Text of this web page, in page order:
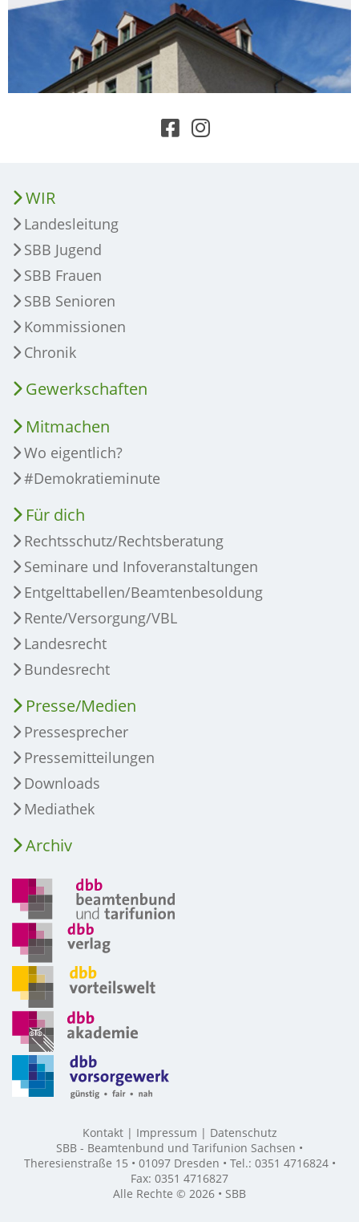
WIR
Landesleitung
SBB Jugend
SBB Frauen
SBB Senioren
Kommissionen
Chronik
Gewerkschaften
Mitmachen
Wo eigentlich?
#Demokratieminute
Für dich
Rechtsschutz/Rechtsberatung
Seminare und Infoveranstaltungen
Entgelttabellen/Beamtenbesoldung
Rente/Versorgung/VBL
Landesrecht
Bundesrecht
Presse/Medien
Pressesprecher
Pressemitteilungen
Downloads
Mediathek
Archiv
Kontakt Impressum
Datenschutz
SBB - Beamtenbund und Tarifunion Sachsen •
Theresienstraße 15 • 01097 Dresden • Tel.: 0351 4716824 •
Fax: 0351 4716827
Alle Rechte © 2026 • SBB